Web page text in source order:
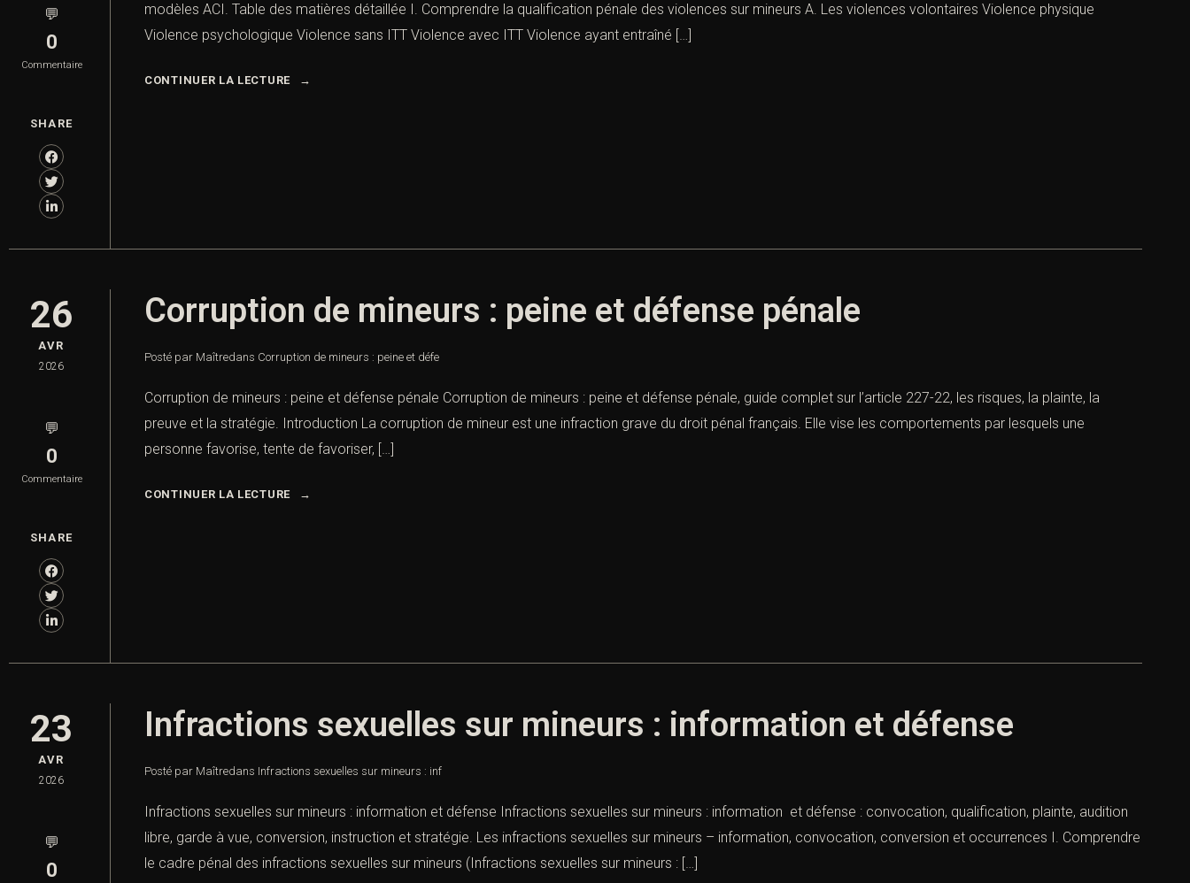
💬
0
Commentaire
SHARE
modèles ACI. Table des matières détaillée I. Comprendre la qualification pénale des violences sur mineurs A. Les violences volontaires Violence physique
Violence psychologique Violence sans ITT Violence avec ITT Violence ayant entraîné […]
CONTINUER LA LECTURE
26
AVR
2026
💬
0
Commentaire
SHARE
Corruption de mineurs : peine et défense pénale
Posté par Maîtredans Corruption de mineurs : peine et défe
Corruption de mineurs : peine et défense pénale Corruption de mineurs : peine et défense pénale, guide complet sur l’article 227-22, les risques, la plainte, la
preuve et la stratégie. Introduction La corruption de mineur est une infraction grave du droit pénal français. Elle vise les comportements par lesquels une
personne favorise, tente de favoriser, […]
CONTINUER LA LECTURE
23
AVR
2026
💬
0
Infractions sexuelles sur mineurs : information et défense
Posté par Maîtredans Infractions sexuelles sur mineurs : inf
Infractions sexuelles sur mineurs : information et défense Infractions sexuelles sur mineurs : information et défense : convocation, qualification, plainte, audition
libre, garde à vue, conversion, instruction et stratégie. Les infractions sexuelles sur mineurs – information, convocation, conversion et occurrences I. Comprendre
le cadre pénal des infractions sexuelles sur mineurs (Infractions sexuelles sur mineurs : […]